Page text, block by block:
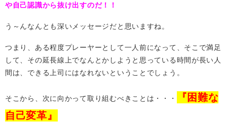
や自己認識から抜け出すのだ！！
う～んなんとも深いメッセージだと思いますね。
つまり、ある程度プレーヤーとして一人前になって、そこで満足
して、その延長線上でなんとかしようと思っている時間が長い人
間は、できる上司にはなれないということでしょう。
そこから、次に向かって取り組むべきことは・・・
『困難な
自己変革』